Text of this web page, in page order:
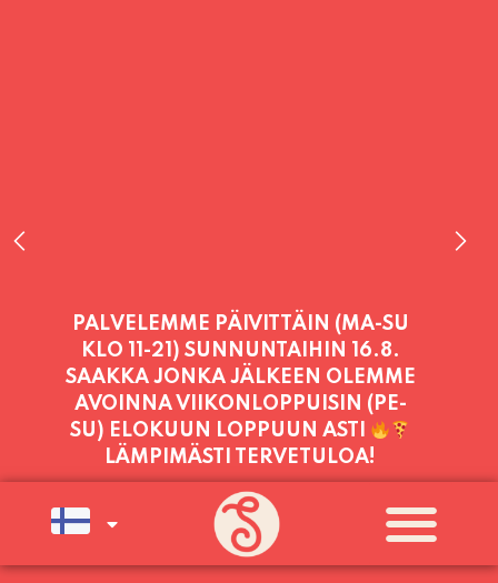
PALVELEMME TÄNÄÄN:
SUNNUNTAI 11:00 - 21:00
PALVELEMME PÄIVITTÄIN (MA-SU
KLO 11-21) SUNNUNTAIHIN 16.8.
SAAKKA JONKA JÄLKEEN OLEMME
AVOINNA VIIKONLOPPUISIN (PE-
SU) ELOKUUN LOPPUUN ASTI
LÄMPIMÄSTI TERVETULOA!